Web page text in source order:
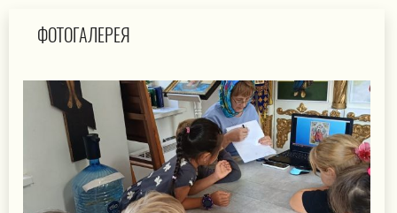
ФОТОГАЛЕРЕЯ